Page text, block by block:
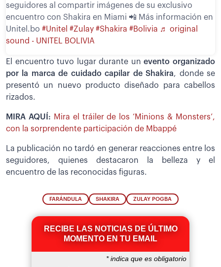
seguidores al compartir imágenes de su exclusivo
encuentro con Shakira en Miami 📲 Más información en
Unitel.bo #Unitel #Zulay #Shakira #Bolivia ♬ original
sound - UNITEL BOLIVIA
El encuentro tuvo lugar durante unevento organizado
por la marca de cuidado capilar de Shakira, donde se
presentó un nuevo producto diseñado para cabellos
rizados.
MIRA AQUÍ: Mira el tráiler de los ‘Minions & Monsters’,
con la sorprendente participación de Mbappé
La publicación no tardó en generar reacciones entre los
seguidores, quienes destacaron la belleza y el
encuentro de las reconocidas figuras.
FARÁNDULA SHAKIRA ZULAY POGBA
RECIBE LAS NOTICIAS DE ÚLTIMO
MOMENTO EN TU EMAIL
*indica que es obligatorio